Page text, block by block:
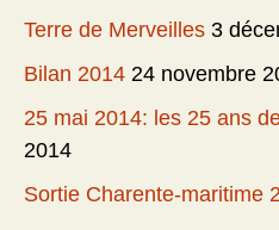
Terre de Merveilles 3
Bilan 2014 24 novembre
25 mai 2014: les 25 ans
2014
Sortie Charente-maritime